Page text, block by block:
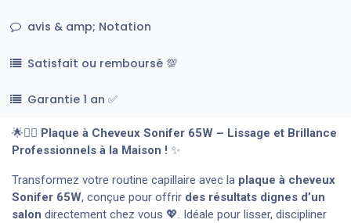
avis & amp; Notation
Satisfait ou remboursé 💯
Garantie 1 an ✅
🌟💇‍♀️ Plaque à Cheveux Sonifer 65W – Lissage et Brillance
Professionnels à la Maison ! ✨
Transformez votre routine capillaire avec la plaque à cheveux
Sonifer 65W, conçue pour offrir des résultats dignes d’un
salon directement chez vous 💖. Idéale pour lisser, discipliner